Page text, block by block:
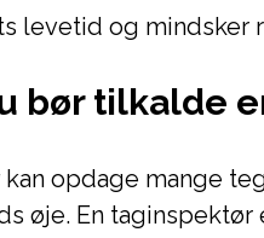
levetid og mindsker
bør tilkalde
opdage mange
øje. En